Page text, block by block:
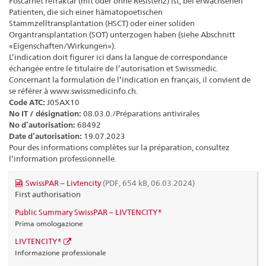
Patienten, die sich einer hämatopoetischen
Stammzelltransplantation (HSCT) oder einer soliden
Organtransplantation (SOT) unterzogen haben (siehe Abschnitt
«Eigenschaften/Wirkungen»).
L’indication doit figurer ici dans la langue de correspondance
échangée entre le titulaire de l’autorisation et Swissmedic.
Concernant la formulation de l’indication en français, il convient de
se référer à www.swissmedicinfo.ch.
Code ATC: J05AX10
No IT / désignation: 08.03.0./Préparations antivirales
No d’autorisation: 68492
Date d’autorisation: 19.07.2023
Pour des informations complètes sur la préparation, consultez
l’information professionnelle.
SwissPAR – Livtencity(PDF, 654 kB, 06.03.2024)
First authorisation
Public Summary SwissPAR – LIVTENCITY®
Prima omologazione
LIVTENCITY®
Informazione professionale